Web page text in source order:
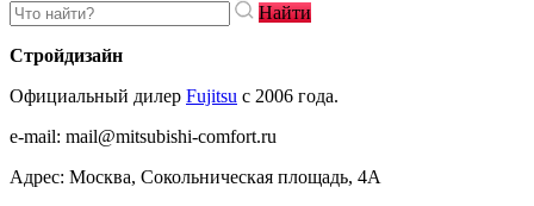
Найти
Стройдизайн
Официальный дилер Fujitsu c 2006 года.
e-mail: mail@mitsubishi-comfort.ru
Адрес: Москва, Сокольническая площадь, 4А